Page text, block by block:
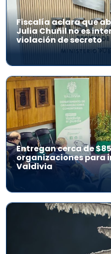
Fiscalía aclara que
Julia Chuñil no es
violación de secreto
Entregan cerca de
organizaciones para
Valdivia